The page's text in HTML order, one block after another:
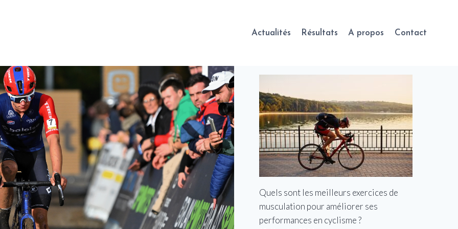
Actualités Résultats A propos Contact
Quels sont les meilleurs exercices de
musculation pour améliorer ses
performances en cyclisme ?